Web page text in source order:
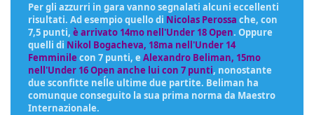
Per gli azzurri in gara vanno segnalati alcuni eccellenti
risultati. Ad esempio quello di Nicolas Perossa che, con
7,5 punti, è arrivato 14mo nell'Under 18 Open. Oppure
quelli di Nikol Bogacheva, 18ma nell'Under 14
Femminile con 7 punti, e Alexandro Beliman, 15mo
nell'Under 16 Open anche lui con 7 punti, nonostante
due sconfitte neĺle ultime due partite. Beliman ha
comunque conseguito la sua prima norma da Maestro
Internazionale.